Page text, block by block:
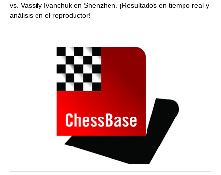
vs. Vassily Ivanchuk en Shenzhen. ¡Resultados en tiempo real y
análisis en el reproductor!